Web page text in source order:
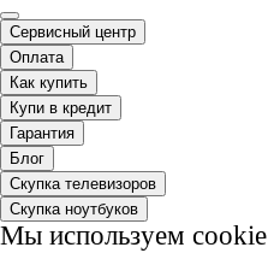
Сервисный центр
Оплата
Как купить
Купи в кредит
Гарантия
Блог
Скупка телевизоров
Скупка ноутбуков
Мы используем cookie